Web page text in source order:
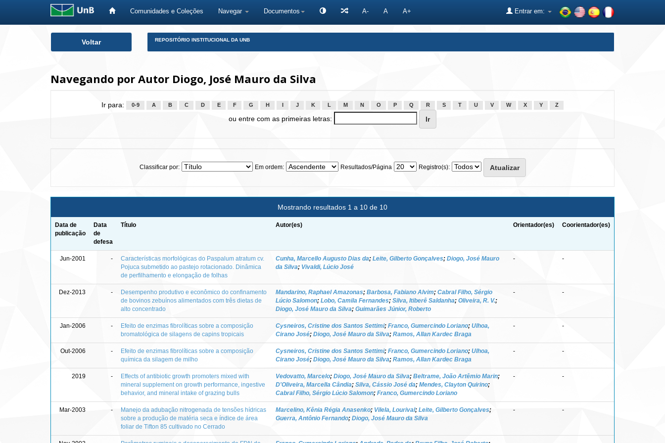
Comunidades e Coleções Navegar Documentos A- A A+ Entrar em:
Voltar REPOSITÓRIO INSTITUCIONAL DA UNB
Navegando por Autor Diogo, José Mauro da Silva
Ir para: 0-9 A B C D E F G H J K L M N O P Q R S T U V W X Y Z
ou entre com as primeiras letras:
Classificar por: Em ordem: Resultados/Página Registro(s):
Mostrando resultados 1 a 10 de 10
Data de
publicação
Data
de
defesa
Título Autor(es) Orientador(es) Coorientador(es)
Jun-2001 -
Características morfológicas do Paspalum atratum cv.
Pojuca submetido ao pastejo rotacionado. Dinâmica
de perfilhamento e elongação de folhas
Cunha, Marcello Augusto Dias da; Leite, Gilberto Gonçalves; Diogo, José Mauro
da Silva; Vivaldi, Lúcio José
- -
Dez-2013 -
Desempenho produtivo e econômico do confinamento
de bovinos zebuínos alimentados com três dietas de
alto concentrado
Mandarino, Raphael Amazonas; Barbosa, Fabiano Alvim; Cabral Filho, Sérgio
Lúcio Salomon; Lobo, Camila Fernandes; Silva, Itiberê Saldanha; Oliveira, R. V.;
Diogo, José Mauro da Silva; Guimarães Júnior, Roberto
- -
Jan-2006 -
Efeito de enzimas fibrolíticas sobre a composição
bromatológica de silagens de capins tropicais
Cysneiros, Cristine dos Santos Settimi; Franco, Gumercindo Loriano; Ulhoa,
Cirano José; Diogo, José Mauro da Silva; Ramos, Allan Kardec Braga
- -
Out-2006 -
Efeito de enzimas fibrolíticas sobre a composição
química da silagem de milho
Cysneiros, Cristine dos Santos Settimi; Franco, Gumercindo Loriano; Ulhoa,
Cirano José; Diogo, José Mauro da Silva; Ramos, Allan Kardec Braga
- -
2019 -
Effects of antibiotic growth promoters mixed with
mineral supplement on growth performance, ingestive
behavior, and mineral intake of grazing bulls
Vedovatto, Marcelo; Diogo, José Mauro da Silva; Beltrame, João Artêmio Marin;
D'Oliveira, Marcella Cândia; Silva, Cássio José da; Mendes, Clayton Quirino;
Cabral Filho, Sérgio Lúcio Salomon; Franco, Gumercindo Loriano
- -
Mar-2003 -
Manejo da adubação nitrogenada de tensões hídricas
sobre a produção de matéria seca e índice de área
foliar de Tifton 85 cultivado no Cerrado
Marcelino, Kênia Régia Anasenko; Vilela, Lourival; Leite, Gilberto Gonçalves;
Guerra, Antônio Fernando; Diogo, José Mauro da Silva
- -